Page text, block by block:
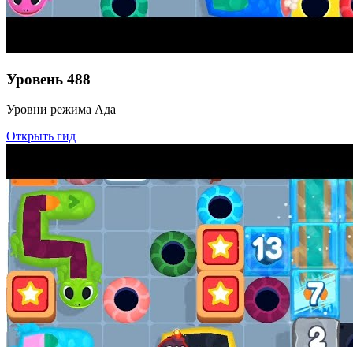
Уровень 488
Уровни режима Ада
Открыть гид